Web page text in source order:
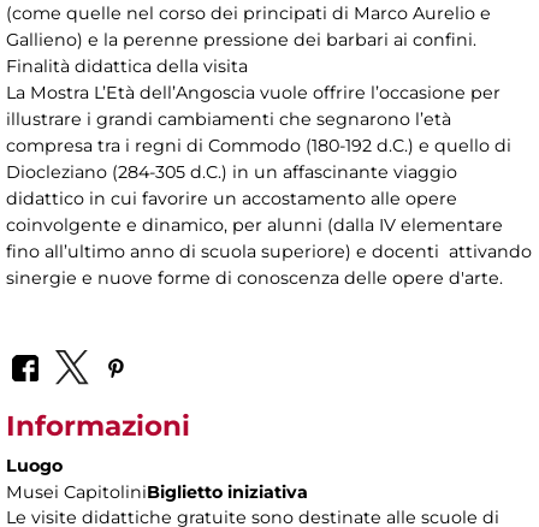
(come quelle nel corso dei principati di Marco Aurelio e
Gallieno) e la perenne pressione dei barbari ai confini.
Finalità didattica della visita
La Mostra L’Età dell’Angoscia vuole offrire l’occasione per
illustrare i grandi cambiamenti che segnarono l’età
compresa tra i regni di Commodo (180-192 d.C.) e quello di
Diocleziano (284-305 d.C.) in un affascinante viaggio
didattico in cui favorire un accostamento alle opere
coinvolgente e dinamico, per alunni (dalla IV elementare
fino all’ultimo anno di scuola superiore) e docenti attivando
sinergie e nuove forme di conoscenza delle opere d'arte.
Informazioni
Luogo
Musei CapitoliniBiglietto iniziativa
Le visite didattiche gratuite sono destinate alle scuole di